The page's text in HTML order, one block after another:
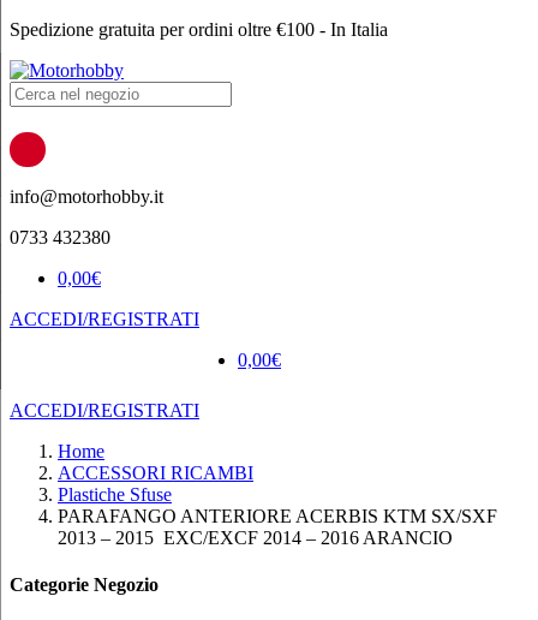
Spedizione gratuita per ordini oltre €100 - In Italia
Products
search
info@motorhobby.it
0733 432380
0,00€
ACCEDI/REGISTRATI
0,00€
ACCEDI/REGISTRATI
Home
ACCESSORI RICAMBI
Plastiche Sfuse
PARAFANGO ANTERIORE ACERBIS KTM SX/SXF
2013 – 2015 EXC/EXCF 2014 – 2016 ARANCIO
Categorie Negozio